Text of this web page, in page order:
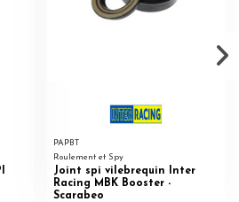
PAPBT
Roulement et Spy
Joint spi vilebrequin Inter
Racing MBK Booster -
Scarabeo